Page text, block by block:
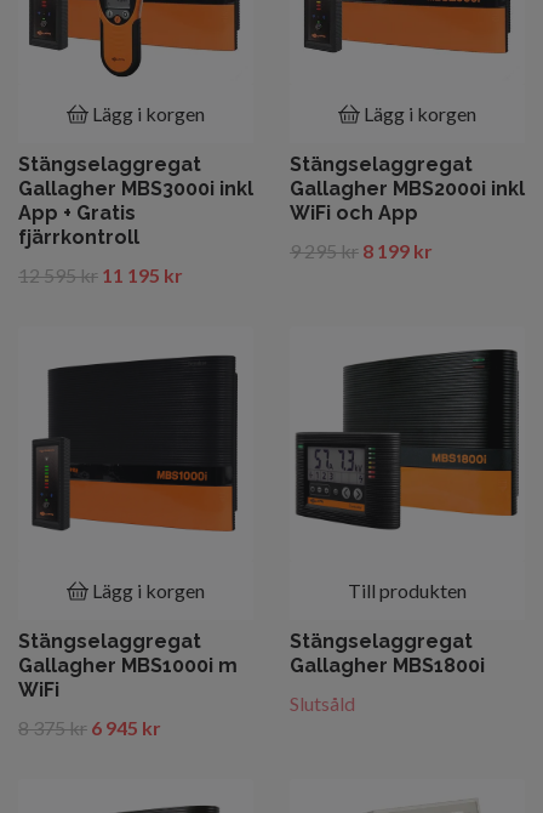
Lägg i korgen
Stängselaggregat
Gallagher MBS3000i inkl
App + Gratis
fjärrkontroll
12 595 kr 11 195 kr
Lägg i korgen
Stängselaggregat
Gallagher MBS2000i inkl
WiFi och App
9 295 kr 8 199 kr
Lägg i korgen
Stängselaggregat
Gallagher MBS1000i m
WiFi
8 375 kr 6 945 kr
Till produkten
Stängselaggregat
Gallagher MBS1800i
Slutsåld